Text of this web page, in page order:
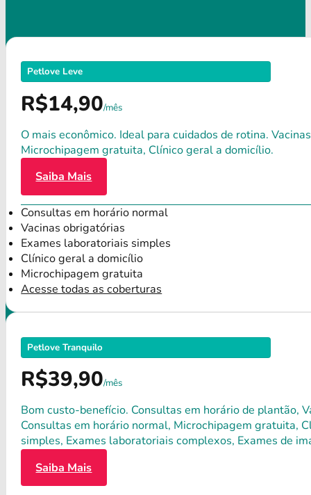
Petlove Leve
R$14,90/mês
O mais econômico. Ideal para cuidados de rotina.
Microchipagem gratuita, Clínico geral a domicílio.
Saiba Mais
Consultas em horário normal
Vacinas obrigatórias
Exames laboratoriais simples
Clínico geral a domicílio
Microchipagem gratuita
Acesse todas as coberturas
Petlove Tranquilo
R$39,90/mês
Bom custo-benefício. Consultas em horário de plantão,
Consultas em horário normal, Microchipagem gratuita,
simples, Exames laboratoriais complexos, Exames de
Saiba Mais